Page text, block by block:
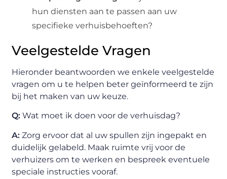
hun diensten aan te passen aan uw
specifieke verhuisbehoeften?
Veelgestelde Vragen
Hieronder beantwoorden we enkele veelgestelde
vragen om u te helpen beter geïnformeerd te zijn
bij het maken van uw keuze.
Q: Wat moet ik doen voor de verhuisdag?
A: Zorg ervoor dat al uw spullen zijn ingepakt en
duidelijk gelabeld. Maak ruimte vrij voor de
verhuizers om te werken en bespreek eventuele
speciale instructies vooraf.